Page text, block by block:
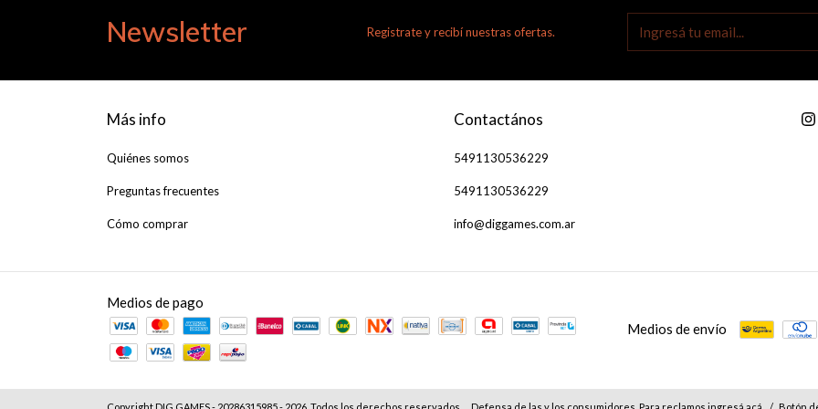
Newsletter Registrate y recibí nuestras ofertas.
Más info
Quiénes somos
Preguntas frecuentes
Cómo comprar
Contactános
5491130536229
5491130536229
info@diggames.com.ar
Medios de pago
Medios de envío